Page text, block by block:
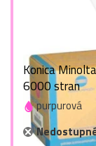
Konica
6000 stran
purpurová